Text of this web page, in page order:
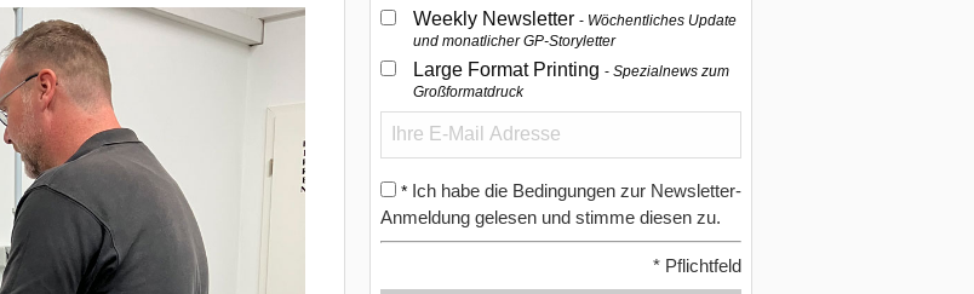
Weekly Newsletter Wöchentliches Update
und monatlicher GP-Storyletter
Large Format Printing Spezialnews zum
Großformatdruck
* Ich habe die Bedingungen zur Newsletter-
Anmeldung gelesen und stimme diesen zu.
* Pflichtfeld